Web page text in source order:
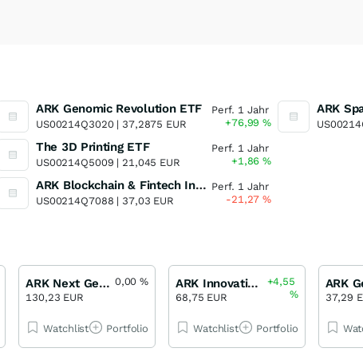
ARK Genomic Revolution ETF
US00214Q3020 | 37,2875 EUR
Perf. 1 Jahr
+76,99%
The 3D Printing ETF
US00214Q5009 | 21,045 EUR
Perf. 1 Jahr
+1,86%
ARK Blockchain & Fintech Innovation ETF ARK Blockchain & Fintech Innovation ETF
US00214Q7088 | 37,03 EUR
Perf. 1 Jahr
-21,27%
ARK Next Generation Internet ETF
130,23 EUR
0,00%
Watchlist Portfolio
ARK Innovation ETF
68,75 EUR
+4,55
%
Watchlist Portfolio
37,29